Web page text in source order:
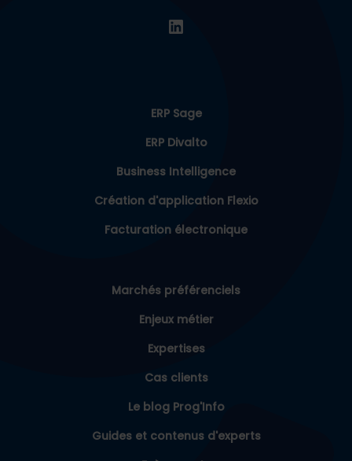
ERP Sage
ERP Divalto
Business Intelligence
Création d'application Flexio
Facturation électronique
Marchés préférenciels
Enjeux métier
Expertises
Cas clients
Le blog Prog'Info
Guides et contenus d'experts